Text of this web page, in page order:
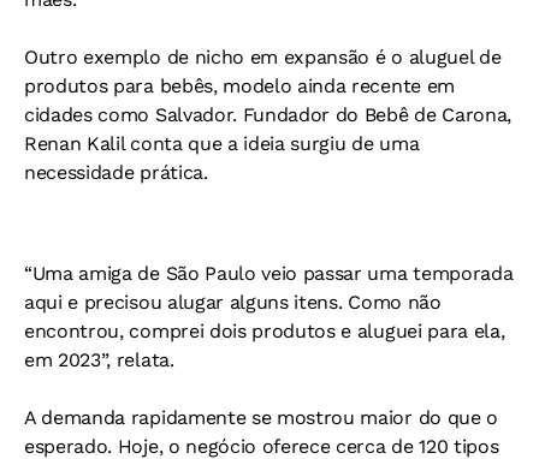
Outro exemplo de nicho em expansão é o aluguel de
produtos para bebês, modelo ainda recente em
cidades como Salvador. Fundador do Bebê de Carona,
Renan Kalil conta que a ideia surgiu de uma
necessidade prática.
“Uma amiga de São Paulo veio passar uma temporada
aqui e precisou alugar alguns itens. Como não
encontrou, comprei dois produtos e aluguei para ela,
em 2023”, relata.
A demanda rapidamente se mostrou maior do que o
esperado. Hoje, o negócio oferece cerca de 120 tipos